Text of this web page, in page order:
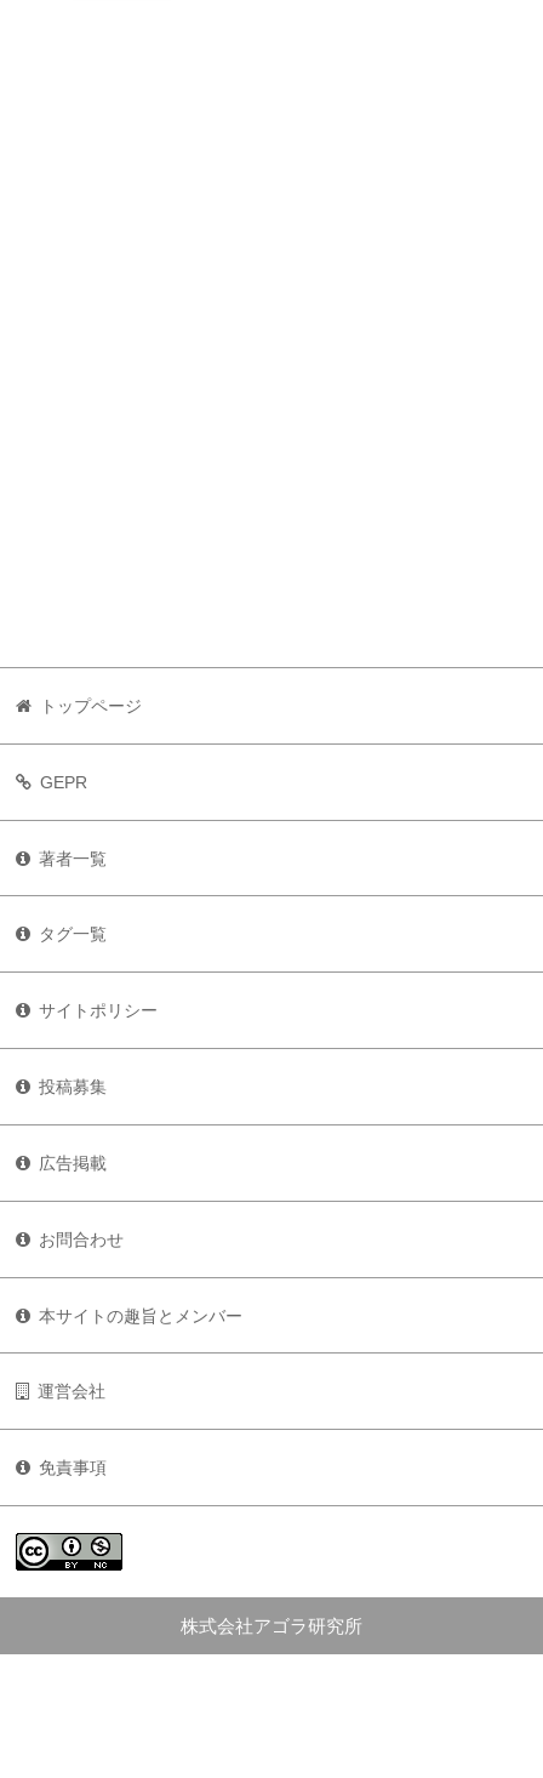
トップページ
GEPR
著者一覧
タグ一覧
サイトポリシー
投稿募集
広告掲載
お問合わせ
本サイトの趣旨とメンバー
運営会社
免責事項
株式会社アゴラ研究所